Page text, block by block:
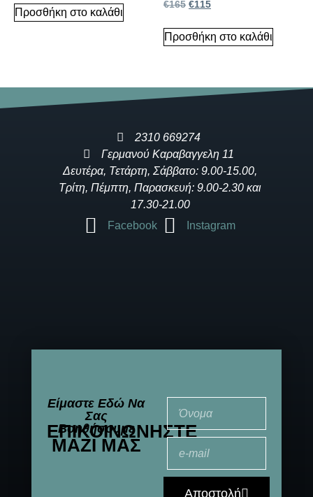
Προσθήκη στο καλάθι
€165 €115
Προσθήκη στο καλάθι
2310 669274
Γερμανού Καραβαγγελη 11
Δευτέρα, Τετάρτη, Σάββατο: 9.00-15.00,
Τρίτη, Πέμπτη, Παρασκευή: 9.00-2.30 και
17.30-21.00
Facebook
Instagram
Είμαστε Εδώ Να
Σας
Βοηθήσουμε
ΕΠΙΚΟΙΝΩΝΉΣΤΕ
ΜΑΖΊ ΜΑΣ
Αποστολή